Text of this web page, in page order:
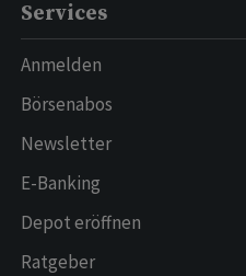
Services
Anmelden
Börsenabos
Newsletter
E-Banking
Depot eröffnen
Ratgeber